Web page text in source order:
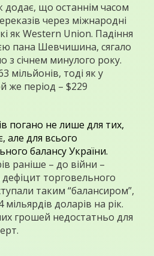
додає, що останнім часом
через міжнародні
як Western Union. Падіння
пана Шевчишина, сягало
з січнем минулого року.
мільйонів, тоді як у
же період – $229
погано не лише для тих,
але для всього
балансу України.
раніше – до війни –
торговельного
таким “балансиром”,
доларів на рік.
грошей недостатньо для